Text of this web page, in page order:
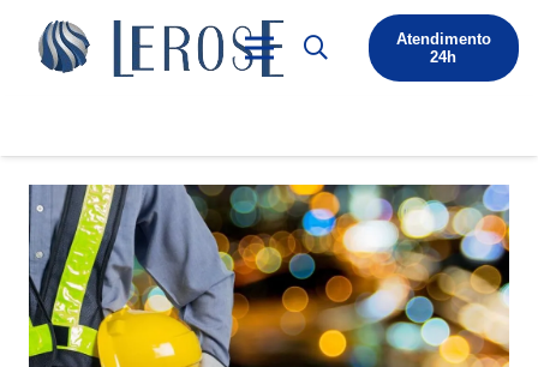
Atendimento
24h